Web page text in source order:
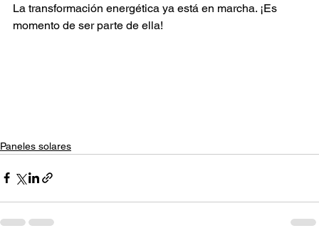
La transformación energética ya está en marcha. ¡Es
momento de ser parte de ella!
Paneles solares